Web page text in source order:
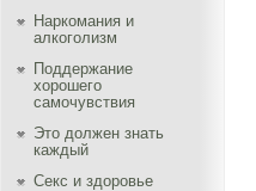
Наркомания и
алкоголизм
Поддержание
хорошего
самочувствия
Это должен знать
каждый
Секс и здоровье